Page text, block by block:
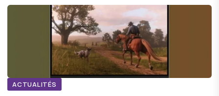
ACTUALITÉS